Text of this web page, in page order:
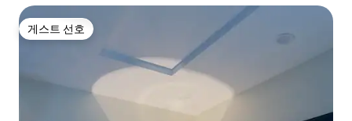
게스트 선호
게스트 선호